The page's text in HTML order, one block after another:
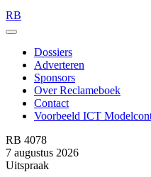
RB
Dossiers
Adverteren
Sponsors
Over Reclameboek
Contact
Voorbeeld ICT
RB 4078
7 augustus 2026
Uitspraak